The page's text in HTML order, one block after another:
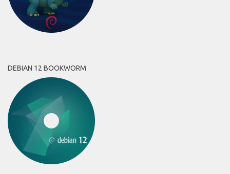
DEBIAN 12 BOOKWORM